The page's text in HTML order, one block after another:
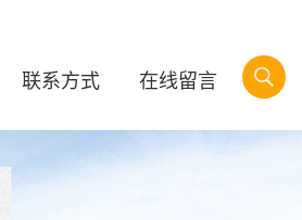
联系方式 在线留言